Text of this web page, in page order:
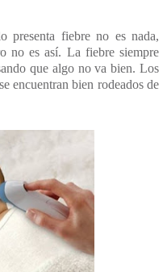
presenta fiebre no es nada,
no es así. La fiebre siempre
que algo no va bien. Los
encuentran bien rodeados de